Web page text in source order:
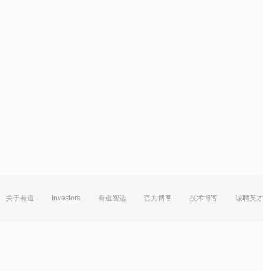
关于有道 Investors 有道智选 官方博客 技术博客 诚聘英才